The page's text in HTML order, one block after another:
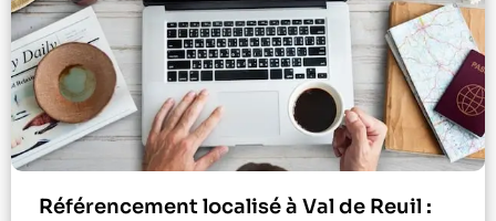
Référencement localisé à Val de Reuil :